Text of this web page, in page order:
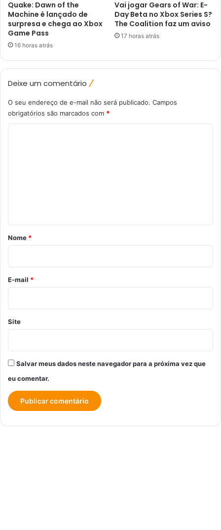
Quake: Dawn of the
Machine é lançado de
surpresa e chega ao Xbox
Game Pass
16 horas atrás
Vai jogar Gears of War: E-
Day Beta no Xbox Series S?
The Coalition faz um aviso
17 horas atrás
Deixe um comentário
O seu endereço de e-mail não será publicado. Campos
obrigatórios são marcados com *
r
o
*
Nome *
E-mail *
Site
Salvar meus dados neste navegador para a próxima vez que
eu comentar.